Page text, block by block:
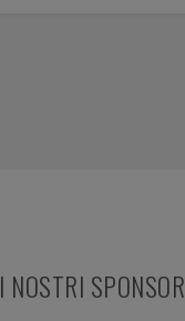
I NOSTRI SPONSOR